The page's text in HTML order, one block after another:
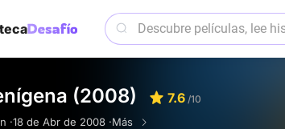
(2008) 7.6 /10
·18 de Abr de 2008 ·Más